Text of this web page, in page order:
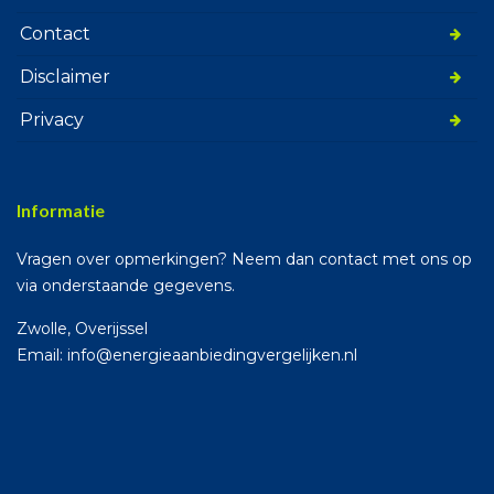
Contact
Disclaimer
Privacy
Informatie
Vragen over opmerkingen? Neem dan contact met ons op
via onderstaande gegevens.
Zwolle, Overijssel
Email: info@energieaanbiedingvergelijken.nl